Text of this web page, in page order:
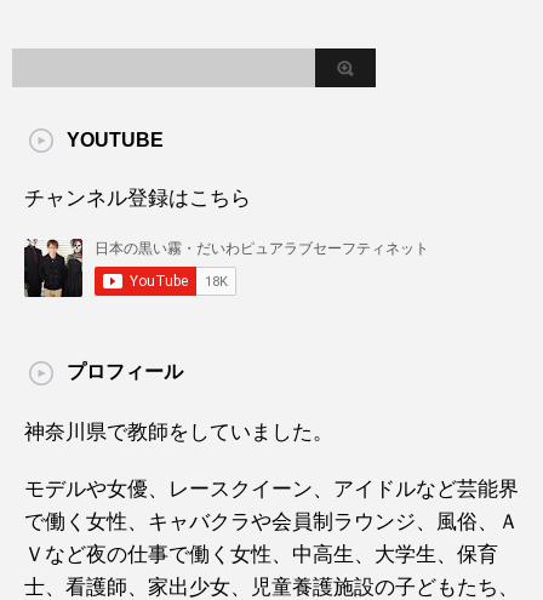
YOUTUBE
チャンネル登録はこちら
プロフィール
神奈川県で教師をしていました。
モデルや女優、レースクイーン、アイドルなど芸能界
で働く女性、キャバクラや会員制ラウンジ、風俗、Ａ
Ｖなど夜の仕事で働く女性、中高生、大学生、保育
士、看護師、家出少女、児童養護施設の子どもたち、